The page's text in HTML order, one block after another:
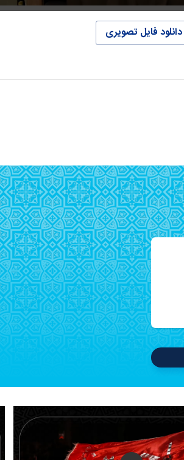
دانلود فایل تصویری